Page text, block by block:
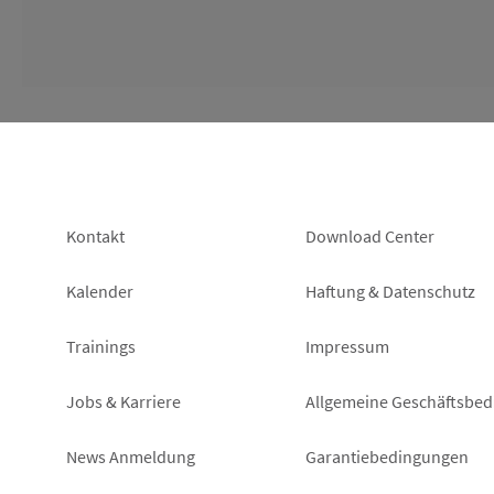
Footer
left
Kontakt
Kalender
Trainings
Jobs & Karriere
News Anmeldung
Footer
right
Download Center
Haftung & Datenschutz
Impressum
Allgemeine
Garantiebedingungen